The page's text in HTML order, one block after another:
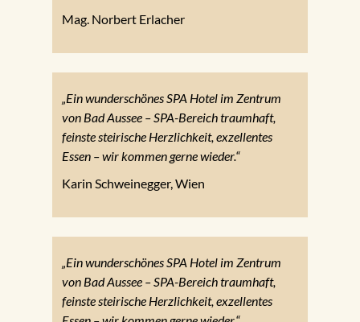
Mag. Norbert Erlacher
„Ein wunderschönes SPA Hotel im Zentrum
von Bad Aussee – SPA-Bereich traumhaft,
feinste steirische Herzlichkeit, exzellentes
Essen – wir kommen gerne wieder.“
Karin Schweinegger, Wien
„Ein wunderschönes SPA Hotel im Zentrum
von Bad Aussee – SPA-Bereich traumhaft,
feinste steirische Herzlichkeit, exzellentes